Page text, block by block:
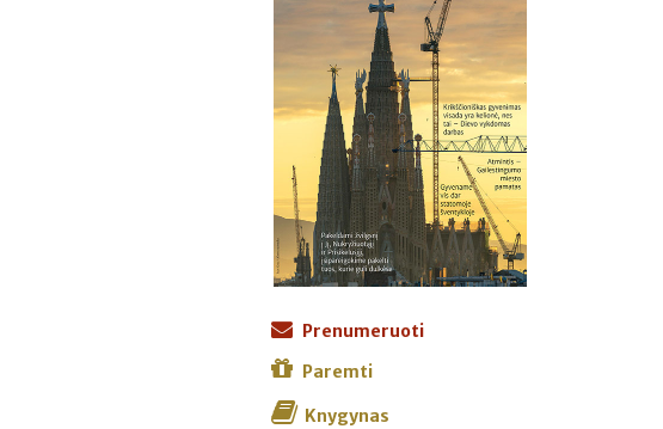
Prenumeruoti
Paremti
Knygynas